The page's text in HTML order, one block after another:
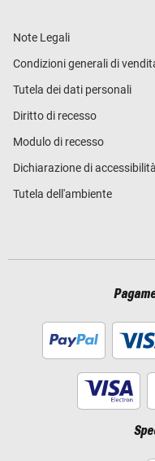
Note Legali
Condizioni generali di
Tutela dei dati personali
Diritto di recesso
Modulo di recesso
Dichiarazione di accessibilità
Tutela dell'ambiente